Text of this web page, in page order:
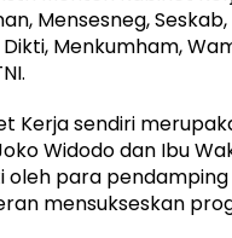
Mensesneg, Seskab,
Menkumham,
Kerja sendiri
Widodo dan Ibu
oleh para
mensukseskan